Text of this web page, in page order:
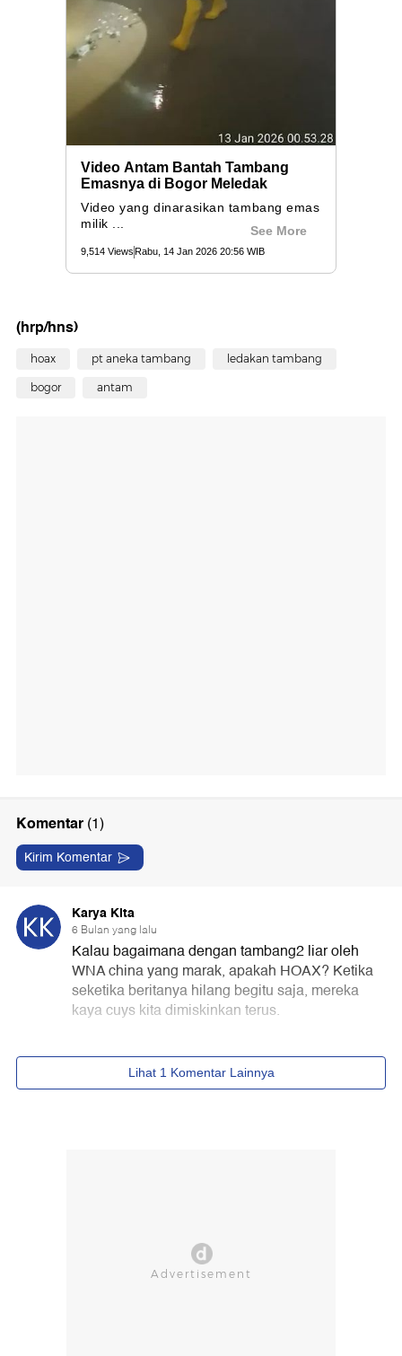
(hrp/hns)
hoax pt aneka tambang ledakan tambang
bogor antam